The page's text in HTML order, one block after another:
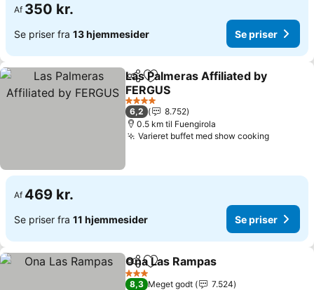
Af 350 kr.
Se priser fra 13 hjemmesider Se priser
Del Føj til favoritter
Las Palmeras Affiliated by
FERGUS
4 Stjerner
6,2
8.752
0.5 km til Fuengirola
Varieret buffet med show cooking
Af 469 kr.
Se priser fra 11 hjemmesider Se priser
Del Føj til favoritter
Ona Las Rampas
3 Stjerner
8,3 Meget godt
7.524